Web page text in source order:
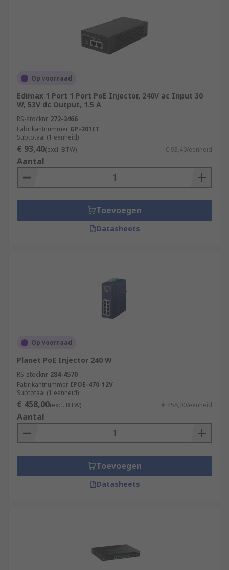
Op voorraad
Edimax 1 Port 1 Port PoE Injector, 240V ac Input 30
W, 53V dc Output, 1.5 A
RS-stocknr. 272-3466
Fabrikantnummer GP-201IT
Subtotaal (1 eenheid)
€ 93,40(excl. BTW) € 93,40/eenheid
Aantal
Toevoegen
Datasheets
Op voorraad
Planet PoE Injector 240 W
RS-stocknr. 284-4570
Fabrikantnummer IPOE-470-12V
Subtotaal (1 eenheid)
€ 458,00(excl. BTW) € 458,00/eenheid
Aantal
Toevoegen
Datasheets